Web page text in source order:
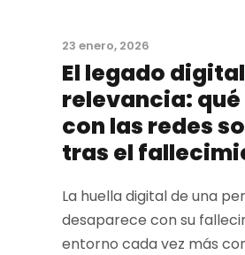
23 enero, 2026
El legado
relevancia:
con las redes
tras el
La huella digital de una
desaparece con su
entorno cada vez más